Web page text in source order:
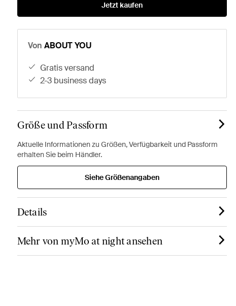
Jetzt kaufen
Von ABOUT YOU
gratis versand
2-3 business days
Größe und Passform
Aktuelle Informationen zu Größen, Verfügbarkeit und Passform
erhalten Sie beim Händler.
Siehe Größenangaben
Details
Mehr von myMo at night ansehen